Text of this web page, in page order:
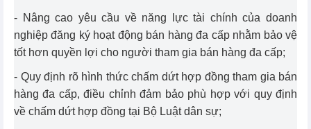
- Nâng cao yêu cầu về năng lực tài chính của doanh
nghiệp đăng ký hoạt động bán hàng đa cấp nhằm bảo vệ
tốt hơn quyền lợi cho người tham gia bán hàng đa cấp;
- Quy định rõ hình thức chấm dứt hợp đồng tham gia bán
hàng đa cấp, điều chỉnh đảm bảo phù hợp với quy định
về chấm dứt hợp đồng tại Bộ Luật dân sự;